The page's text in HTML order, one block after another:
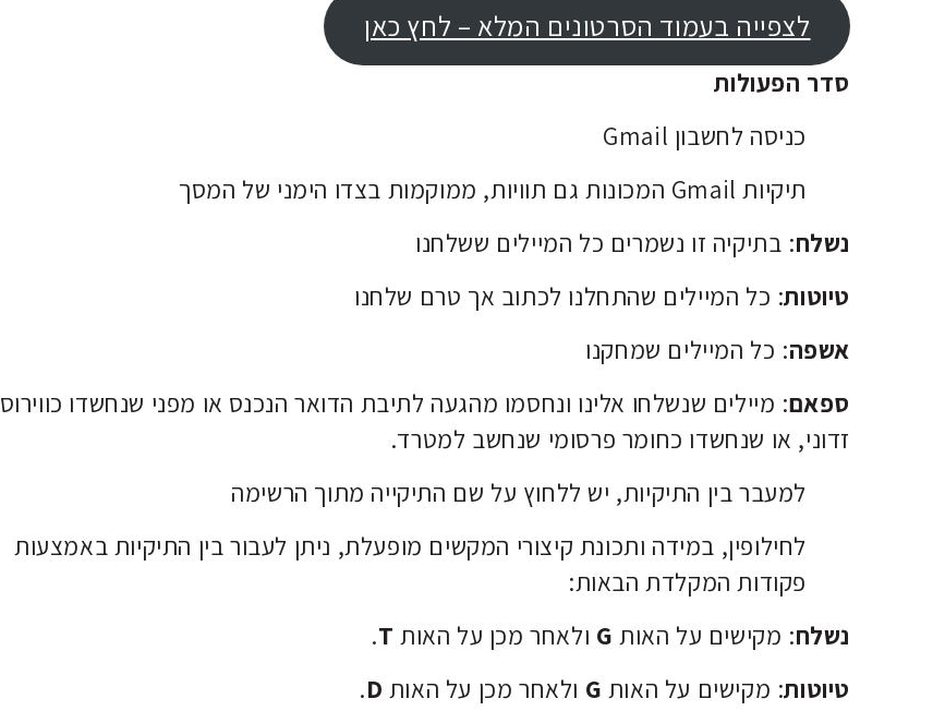
לצפייה בעמוד הסרטונים המלא – לחץ כאן
סדר הפעולות
כניסה לחשבון Gmail
תיקיות Gmail המכונות גם תוויות, ממוקמות בצדו הימני של המסך
נשלח: בתיקיה זו נשמרים כל המיילים ששלחנו
טיוטות: כל המיילים שהתחלנו לכתוב אך טרם שלחנו
אשפה: כל המיילים שמחקנו
ספאם: מיילים שנשלחו אלינו ונחסמו מהגעה לתיבת הדואר הנכנס או מפני שנחשדו כווירוס
זדוני, או שנחשדו כחומר פרסומי שנחשב למטרד.
למעבר בין התיקיות, יש ללחוץ על שם התיקייה מתוך הרשימה
לחילופין, במידה ותכונת קיצורי המקשים מופעלת, ניתן לעבור בין התיקיות באמצעות
פקודות המקלדת הבאות:
נשלח: מקישים על האות G ולאחר מכן על האות T
.
טיוטות: מקישים על האות G ולאחר מכן על האות D
.